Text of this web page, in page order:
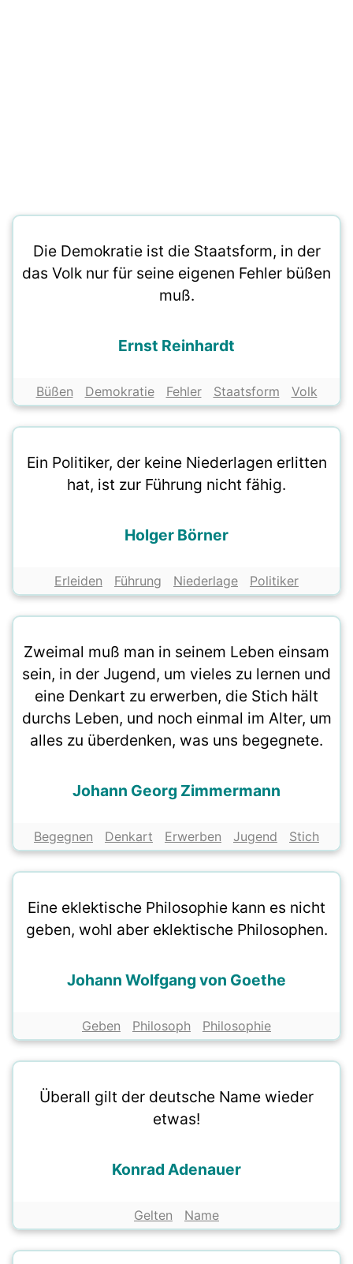
Die Demokratie ist die Staatsform, in der
das Volk nur für seine eigenen Fehler büßen
muß.
Ernst Reinhardt
Büßen Demokratie Fehler Staatsform Volk
Ein Politiker, der keine Niederlagen erlitten
hat, ist zur Führung nicht fähig.
Holger Börner
Erleiden Führung Niederlage Politiker
Zweimal muß man in seinem Leben einsam
sein, in der Jugend, um vieles zu lernen und
eine Denkart zu erwerben, die Stich hält
durchs Leben, und noch einmal im Alter, um
alles zu überdenken, was uns begegnete.
Johann Georg Zimmermann
Begegnen Denkart Erwerben Jugend Stich
Eine eklektische Philosophie kann es nicht
geben, wohl aber eklektische Philosophen.
Johann Wolfgang von Goethe
Geben Philosoph Philosophie
Überall gilt der deutsche Name wieder
etwas!
Konrad Adenauer
Gelten Name